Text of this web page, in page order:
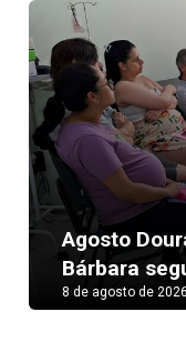
Agosto
Bárbara
8 de agosto de 2026